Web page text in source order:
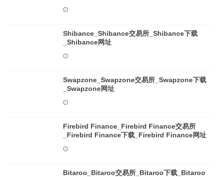
Shibance_Shibance交易所_Shibance下载
_Shibance网址
Swapzone_Swapzone交易所_Swapzone下载
_Swapzone网址
Firebird Finance_Firebird Finance交易所
_Firebird Finance下载_Firebird Finance网址
Bitaroo_Bitaroo交易所_Bitaroo下载_Bitaroo